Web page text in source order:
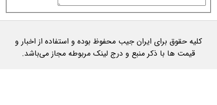
کلیه حقوق برای ایران جیب محفوظ بوده و استفاده از اخبار و
قیمت ها با ذکر منبع و درج لینک مربوطه مجاز می‌باشد.